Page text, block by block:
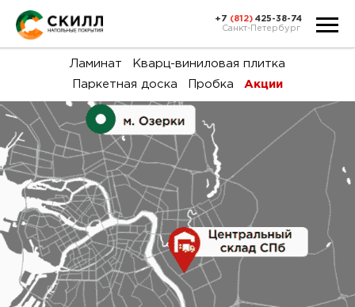
и
+7 (812) 425-38-74
Санкт-Петербург
Ламинат
Кварц-виниловая плитка
Паркетная доска
Пробка Акции